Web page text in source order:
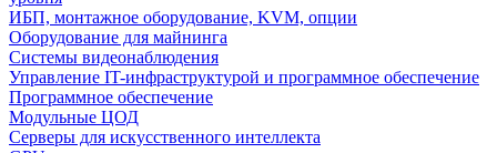
ИБП, монтажное оборудование, KVM, опции
Оборудование для майнинга
Системы видеонаблюдения
Управление IT-инфраструктурой и программное обеспечение
Программное обеспечение
Модульные ЦОД
Серверы для искусственного интеллекта